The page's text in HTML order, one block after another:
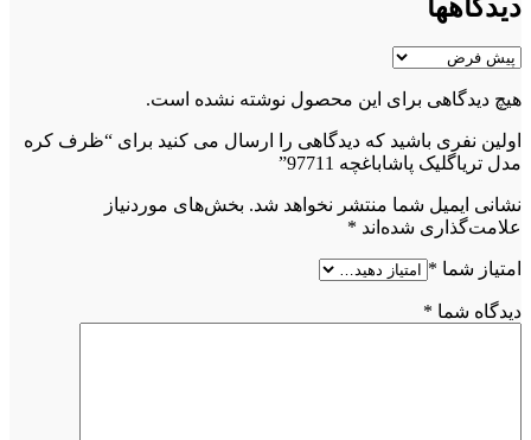
دیدگاهها
هیچ دیدگاهی برای این محصول نوشته نشده است.
اولین نفری باشید که دیدگاهی را ارسال می کنید برای “ظرف کره
مدل تریاگلیک پاشاباغچه 97711”
نشانی ایمیل شما منتشر نخواهد شد. بخش‌های موردنیاز
علامت‌گذاری شده‌اند *
امتیاز شما *
دیدگاه شما *